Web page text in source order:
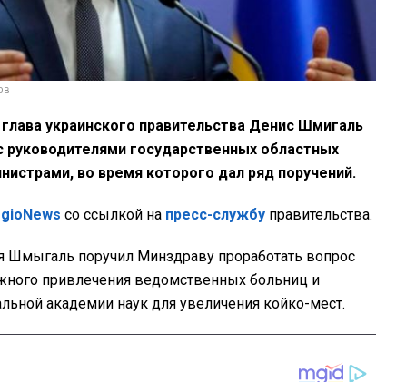
украинского правительства Денис Шмигаль
государственных областных
во время которого дал ряд поручений.
со ссылкой на пресс-службу правительства.
Шмыгаль поручил Минздраву проработать вопрос
привлечения ведомственных больниц и
академии наук для увеличения койко-мест.